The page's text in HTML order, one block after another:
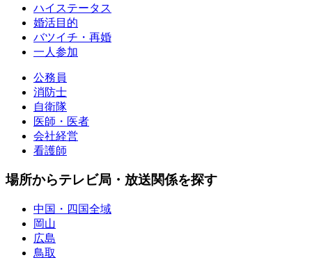
ハイステータス
婚活目的
バツイチ・再婚
一人参加
公務員
消防士
自衛隊
医師・医者
会社経営
看護師
場所からテレビ局・放送関係を探す
中国・四国全域
岡山
広島
鳥取